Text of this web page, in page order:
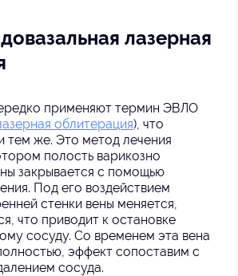
лазерная
применяют термин ЭВЛО
облитерация), что
тем же. Это метод лечения
полость варикозно
закрывается с помощью
Под его воздействием
стенки вены меняется,
что приводит к остановке
сосуду. Со временем эта вена
эффект сопоставим с
сосуда.